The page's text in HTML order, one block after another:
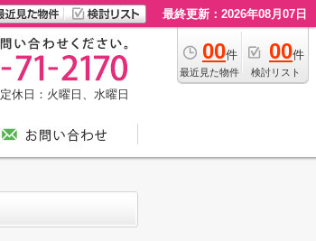
最終更新：2026年08月07日
00件
最近見た物件
00件
検討リスト
定休日：火曜日、水曜日